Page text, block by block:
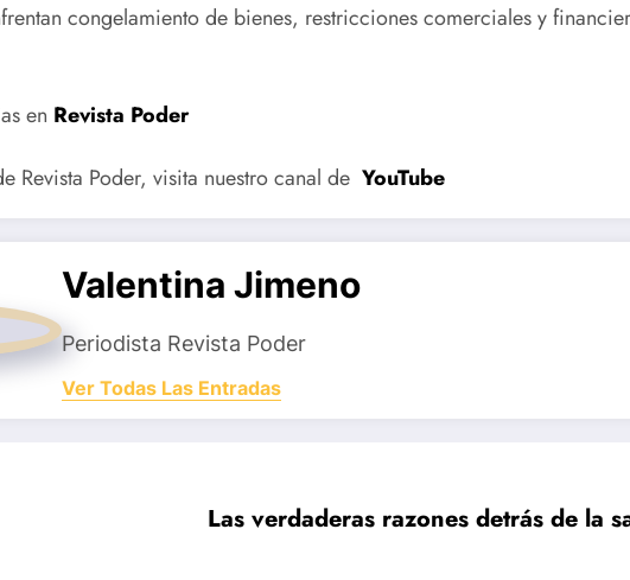
congelamiento de bienes, restricciones comerciales y
en Revista Poder
Revista Poder, visita nuestro canal de YouTube
Valentina Jimeno
Periodista Revista Poder
Ver Todas Las Entradas
Las verdaderas razones detrás de la